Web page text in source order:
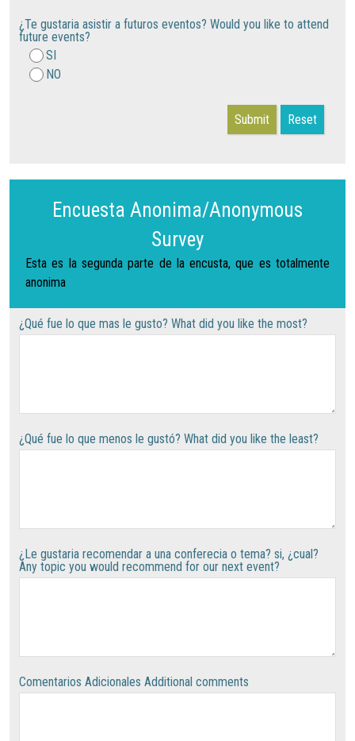
¿Te gustaria asistir a futuros eventos? Would you like to attend
future events?
SI
NO
Submit Reset
Encuesta Anonima/Anonymous
Survey
Esta es la segunda parte de la encusta, que es totalmente
anonima
¿Qué fue lo que mas le gusto? What did you like the most?
¿Qué fue lo que menos le gustó? What did you like the least?
¿Le gustaria recomendar a una conferecia o tema? si, ¿cual?
Any topic you would recommend for our next event?
Comentarios Adicionales Additional comments